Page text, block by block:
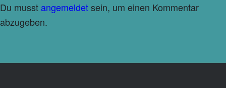
Du musstangemeldetsein, um einen Kommentar
abzugeben.